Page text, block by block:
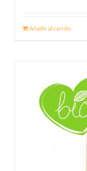
Añadir al carrito